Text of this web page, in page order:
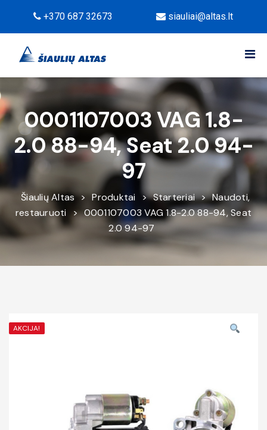
+370 687 32673 siauliai@altas.lt
0001107003 VAG 1.8-
2.0 88-94, Seat 2.0 94-
97
Šiaulių Altas > Produktai > Starteriai > Naudoti,
restauruoti > 0001107003 VAG 1.8-2.0 88-94, Seat
2.0 94-97
AKCIJA!